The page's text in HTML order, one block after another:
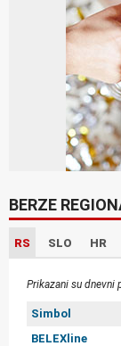
BERZE
RS SLO HR
Prikazani su dnevni
Simbol
BELEXline